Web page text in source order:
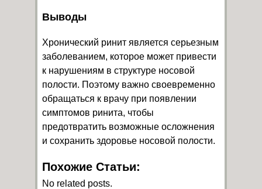
Выводы
Хронический ринит является серьезным
заболеванием, которое может привести
к нарушениям в структуре носовой
полости. Поэтому важно своевременно
обращаться к врачу при появлении
симптомов ринита, чтобы
предотвратить возможные осложнения
и сохранить здоровье носовой полости.
Похожие Статьи:
No related posts.